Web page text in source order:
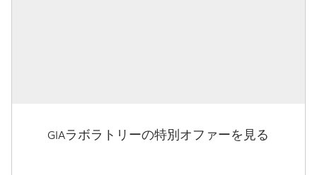
GIAラボラトリーの特別オファーを見る